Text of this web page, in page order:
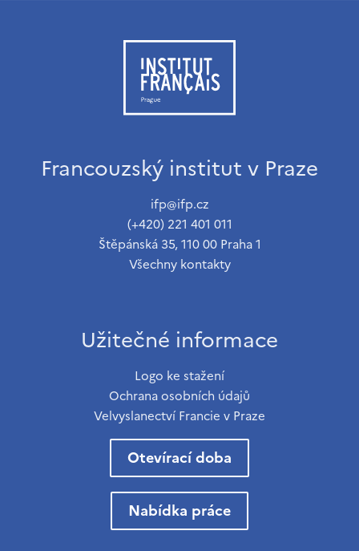
Francouzský institut v Praze
ifp@ifp.cz
(+420) 221 401 011
Štěpánská 35, 110 00 Praha 1
Všechny kontakty
Užitečné informace
Logo ke stažení
Ochrana osobních údajů
Velvyslanectví Francie v Praze
Otevírací doba
Nabídka práce